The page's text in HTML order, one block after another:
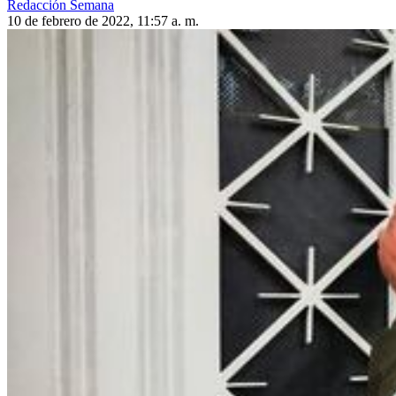
Redacción Semana
10 de febrero de 2022, 11:57 a. m.